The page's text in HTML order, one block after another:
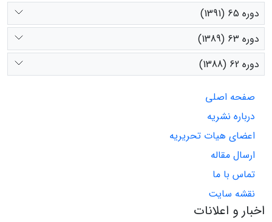
دوره 65 (1391)
دوره 63 (1389)
دوره 62 (1388)
صفحه اصلی
درباره نشریه
اعضای هیات تحریریه
ارسال مقاله
تماس با ما
نقشه سایت
اخبار و اعلانات